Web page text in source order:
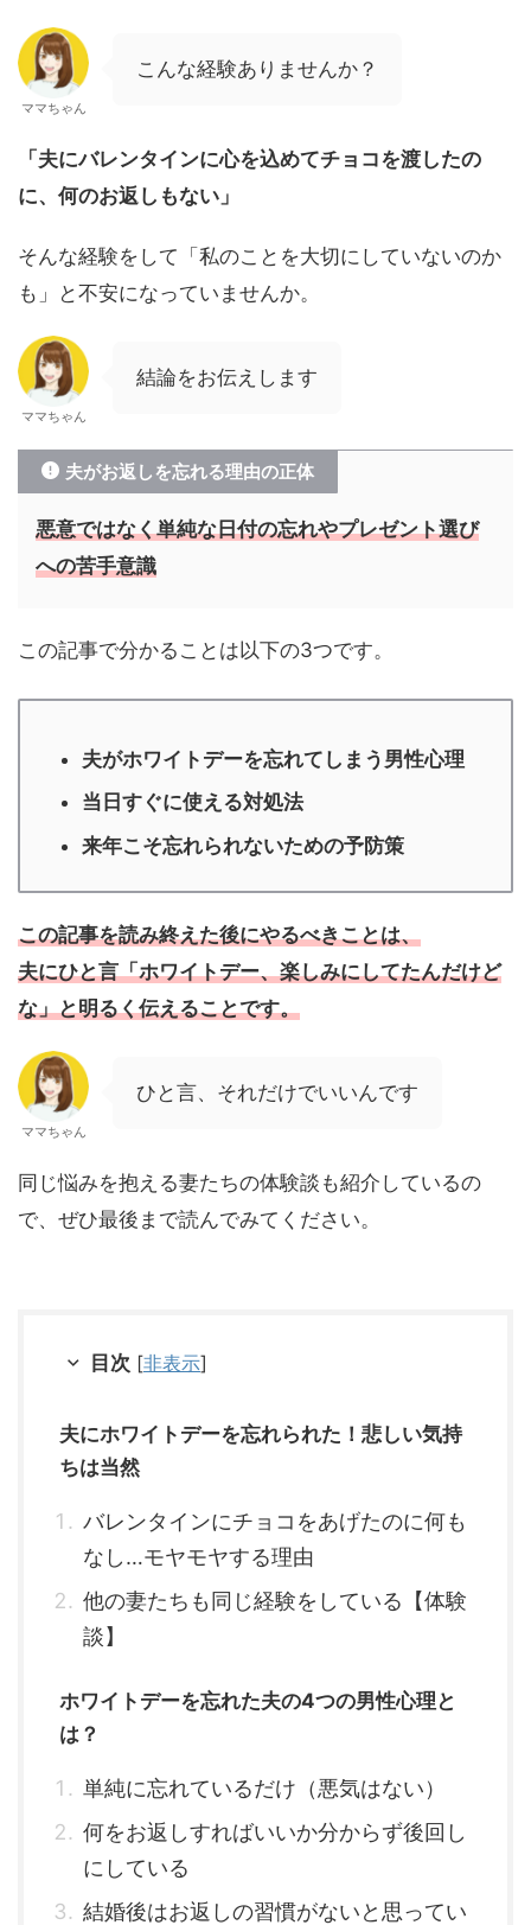
ママちゃん
こんな経験ありませんか？
「夫にバレンタインに心を込めてチョコを渡したの
に、何のお返しもない」
そんな経験をして「私のことを大切にしていないのか
も」と不安になっていませんか。
ママちゃん
結論をお伝えします
夫がお返しを忘れる理由の正体
悪意ではなく単純な日付の忘れやプレゼント選び
への苦手意識
この記事で分かることは以下の3つです。
夫がホワイトデーを忘れてしまう男性心理
当日すぐに使える対処法
来年こそ忘れられないための予防策
この記事を読み終えた後にやるべきことは、
夫にひと言「ホワイトデー、楽しみにしてたんだけど
な」と明るく伝えることです。
ママちゃん
ひと言、それだけでいいんです
同じ悩みを抱える妻たちの体験談も紹介しているの
で、ぜひ最後まで読んでみてください。
目次 [非表示]
夫にホワイトデーを忘れられた！悲しい気持
ちは当然
バレンタインにチョコをあげたのに何も
なし…モヤモヤする理由
他の妻たちも同じ経験をしている【体験
談】
ホワイトデーを忘れた夫の4つの男性心理と
は？
単純に忘れているだけ（悪気はない）
何をお返しすればいいか分からず後回し
にしている
結婚後はお返しの習慣がないと思ってい